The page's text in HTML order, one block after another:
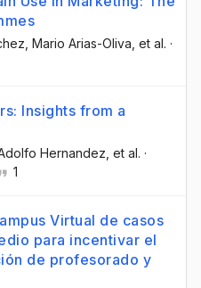
, Mario Arias-Oliva , et al. ·
Insights from a
Adolfo Hernandez , et al. ·
1
Virtual de casos
para incentivar el
de profesorado y